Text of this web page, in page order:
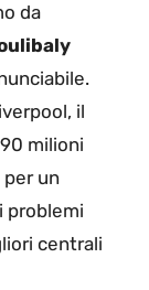
da
il
milioni
per un
problemi
centrali